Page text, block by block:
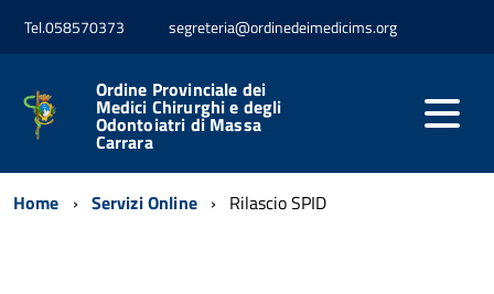
Tel.058570373 segreteria@ordinedeimedicims.org
Ordine Provinciale dei
Medici Chirurghi e degli
Odontoiatri di Massa
Carrara
Home Servizi Online Rilascio SPID